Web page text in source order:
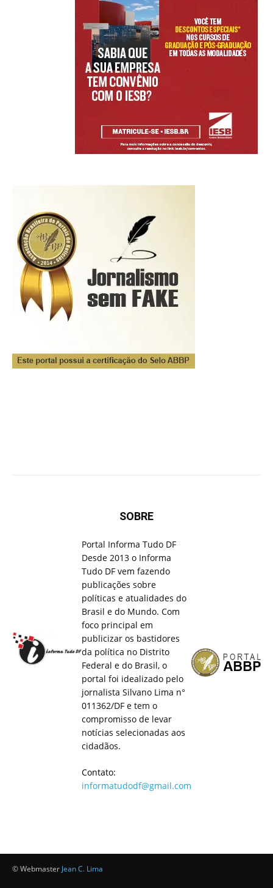
SOBRE
Portal Informa Tudo DF
Desde 2013 o Informa
Tudo DF vem fazendo
publicações sobre
políticas e atualidades do
Brasil e do Mundo. Com
foco principal em
publicizar os bastidores
da política no Distrito
Federal e do Brasil, o
portal foi idealizado pelo
jornalista Silvano Lima n°
011362/DF e tem o
compromisso de levar
notícias selecionadas aos
cidadãos.
Contato:
informatudodf@gmail.com
© Webmaster Jean C. Lima